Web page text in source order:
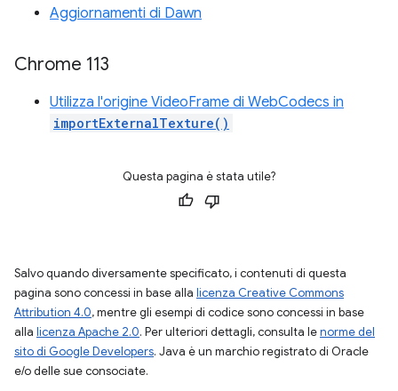
Aggiornamenti di Dawn
Chrome 113
Utilizza l'origine VideoFrame di WebCodecs in
importExternalTexture()
Questa pagina è stata utile?
Salvo quando diversamente specificato, i contenuti di questa
pagina sono concessi in base alla licenza Creative Commons
Attribution 4.0, mentre gli esempi di codice sono concessi in base
alla licenza Apache 2.0. Per ulteriori dettagli, consulta lenorme del
sito di Google Developers. Java è un marchio registrato di Oracle
e/o delle sue consociate.